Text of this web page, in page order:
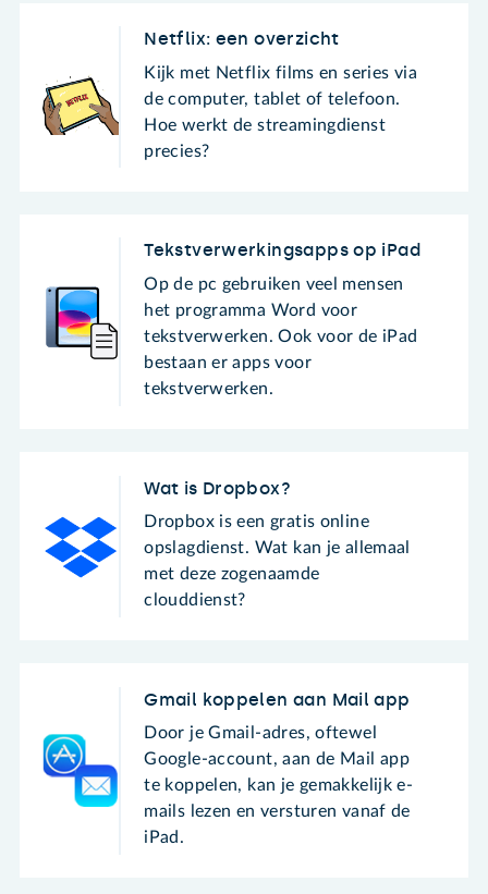
Netflix: een overzicht
Kijk met Netflix films en series via
de computer, tablet of telefoon.
Hoe werkt de streamingdienst
precies?
Tekstverwerkingsapps op iPad
Op de pc gebruiken veel mensen
het programma Word voor
tekstverwerken. Ook voor de iPad
bestaan er apps voor
tekstverwerken.
Wat is Dropbox?
Dropbox is een gratis online
opslagdienst. Wat kan je allemaal
met deze zogenaamde
clouddienst?
Gmail koppelen aan Mail app
Door je Gmail-adres, oftewel
Google-account, aan de Mail app
te koppelen, kan je gemakkelijk e-
mails lezen en versturen vanaf de
iPad.